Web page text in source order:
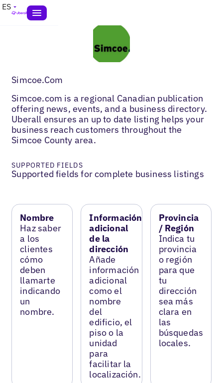
ES
Simcoe.Com
Simcoe.com is a regional Canadian publication
offering news, events, and a business directory.
Uberall ensures an up to date listing helps your
business reach customers throughout the
Simcoe County area.
SUPPORTED FIELDS
Supported fields for complete business listings
Nombre
Haz saber
a los
clientes
cómo
deben
llamarte
indicando
un
nombre.
Información
adicional
de la
dirección
Añade
información
adicional
como el
nombre
del
edificio, el
piso o la
unidad
para
facilitar la
localización.
Provincia
/ Región
Indica tu
provincia
o región
para que
tu
dirección
sea más
clara en
las
búsquedas
locales.